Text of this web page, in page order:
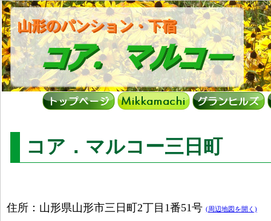
コア．マルコー三日町
住所：山形県山形市三日町2丁目1番51号 (周辺地図を開く)